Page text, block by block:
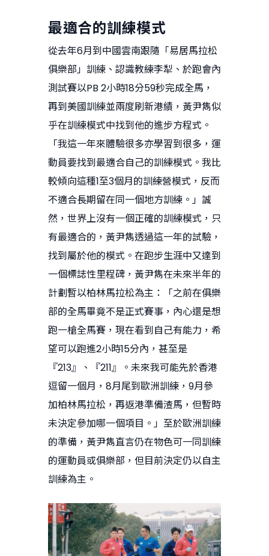
最適合的訓練模式
從去年6月到中國雲南跟隨「易居馬拉松
俱樂部」訓練、認識教練李犁、於跑會內
測試賽以PB 2小時18分59秒完成全馬，
再到美國訓練並兩度刷新港績，黃尹雋似
乎在訓練模式中找到他的進步方程式。
「我這一年來體驗很多亦學習到很多，運
動員要找到最適合自己的訓練模式。我比
較傾向這種1至3個月的訓練營模式，反而
不適合長期留在同一個地方訓練。」誠
然，世界上沒有一個正確的訓練模式，只
有最適合的，黃尹雋透過這一年的試驗，
找到屬於他的模式。在跑步生涯中又達到
一個標誌性里程碑，黃尹雋在未來半年的
計劃暫以柏林馬拉松為主：「之前在俱樂
部的全馬畢竟不是正式賽事，內心還是想
跑一槍全馬賽，現在看到自己有能力，希
望可以跑進2小時15分內，甚至是
『213』、『211』。未來我可能先於香港
逗留一個月，8月尾到歐洲訓練，9月參
加柏林馬拉松，再返港準備渣馬，但暫時
未決定參加哪一個項目。」至於歐洲訓練
的準備，黃尹雋直言仍在物色可一同訓練
的運動員或俱樂部，但目前決定仍以自主
訓練為主。